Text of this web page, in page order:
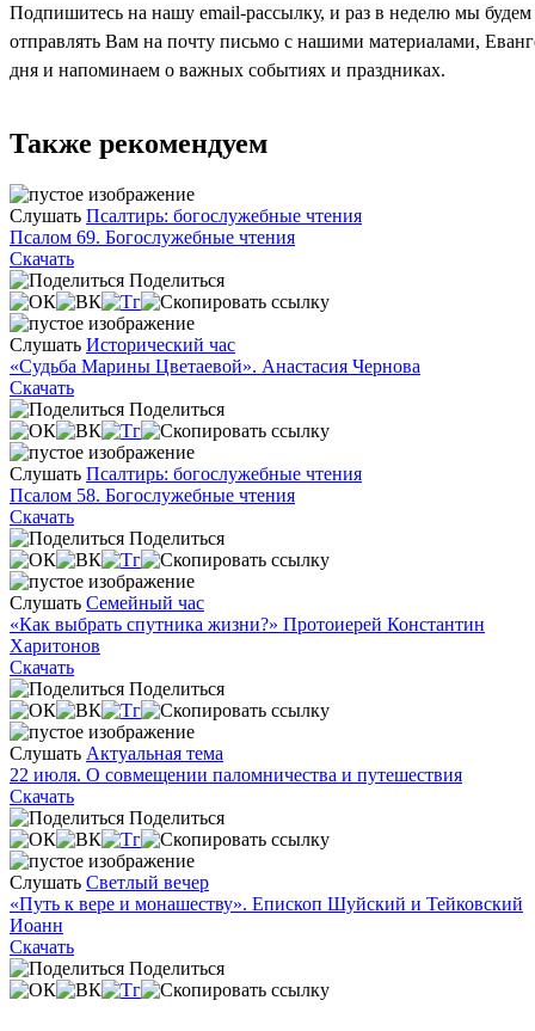
Подпишитесь на нашу email-рассылку, и раз в неделю мы будем
отправлять Вам на почту письмо с нашими материалами,
дня и напоминаем о важных событиях и праздниках.
Также рекомендуем
Слушать Псалтирь: богослужебные чтения
Псалом 69. Богослужебные чтения
Скачать
Поделиться
Слушать Исторический час
«Судьба Марины Цветаевой». Анастасия Чернова
Скачать
Поделиться
Слушать Псалтирь: богослужебные чтения
Псалом 58. Богослужебные чтения
Скачать
Поделиться
Слушать Семейный час
«Как выбрать спутника жизни?» Протоиерей Константин
Харитонов
Скачать
Поделиться
Слушать Актуальная тема
22 июля. О совмещении паломничества и путешествия
Скачать
Поделиться
Слушать Светлый вечер
«Путь к вере и монашеству». Епископ Шуйский и Тейковский
Иоанн
Скачать
Поделиться